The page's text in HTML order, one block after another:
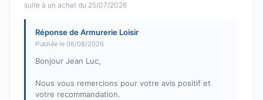
suite à un achat du 25/07/2026
Réponse de Armurerie Loisir
Publiée le 06/08/2026
Bonjour Jean Luc,
Nous vous remercions pour votre avis positif et
votre recommandation.